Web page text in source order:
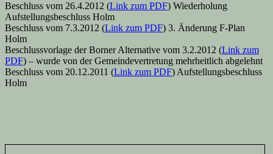
Beschluss vom 26.4.2012 (Link zum PDF) Wiederholung
Aufstellungsbeschluss Holm
Beschluss vom 7.3.2012 (Link zum PDF) 3. Änderung F-Plan
Holm
Beschlussvorlage der Borner Alternative vom 3.2.2012 (Link zum
PDF) – wurde von der Gemeindevertretung mehrheitlich abgelehnt
Beschluss vom 20.12.2011 (Link zum PDF) Aufstellungsbeschluss
Holm